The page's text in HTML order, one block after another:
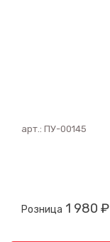
арт.: ПУ-00145
Розница 1 980 ₽